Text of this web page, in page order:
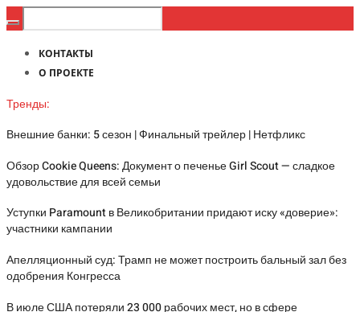
КОНТАКТЫ
О ПРОЕКТЕ
Тренды:
Внешние банки: 5 сезон | Финальный трейлер | Нетфликс
Обзор Cookie Queens: Документ о печенье Girl Scout — сладкое
удовольствие для всей семьи
Уступки Paramount в Великобритании придают иску «доверие»:
участники кампании
Апелляционный суд: Трамп не может построить бальный зал без
одобрения Конгресса
В июле США потеряли 23 000 рабочих мест, но в сфере